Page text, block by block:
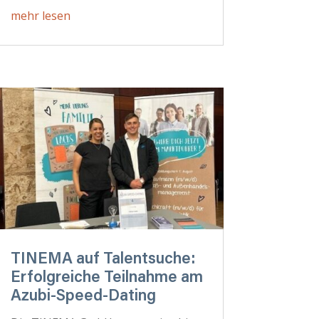
mehr lesen
TINEMA auf Talentsuche:
Erfolgreiche Teilnahme am
Azubi-Speed-Dating